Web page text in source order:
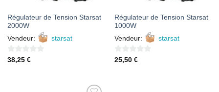
Régulateur de Tension Starsat
2000W
Vendeur:
starsat
0
38,25 €
Régulateur de Tension Starsat
1000W
Vendeur:
starsat
0
25,50 €